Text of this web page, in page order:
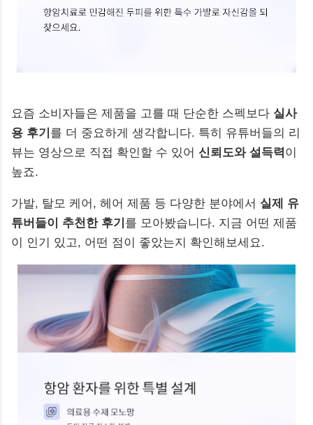
요즘 소비자들은 제품을 고를 때 단순한 스펙보다 실사
용 후기 를 더 중요하게 생각합니다. 특히 유튜버들의 리
뷰는 영상으로 직접 확인할 수 있어 신뢰도와 설득력이
높죠.
가발, 탈모 케어, 헤어 제품 등 다양한 분야에서 실제 유
튜버들이 추천한 후기 를 모아봤습니다. 지금 어떤 제품
이 인기 있고, 어떤 점이 좋았는지 확인해보세요.